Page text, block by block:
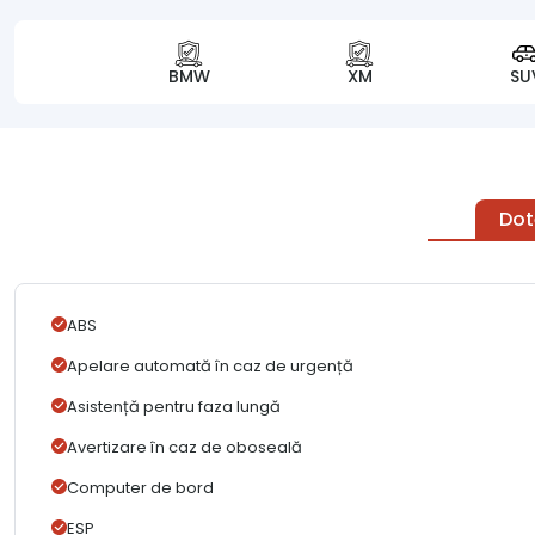
BMW XM
ABS
Apelare automată în caz de urgență
Asistență pentru faza lungă
Avertizare în caz de oboseală
Computer de bord
ESP